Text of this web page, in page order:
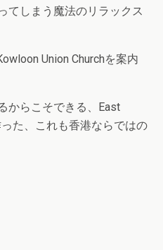
てしまう魔法のリラックス
Union Churchを案内
からこそできる、East
た、これも香港ならではの